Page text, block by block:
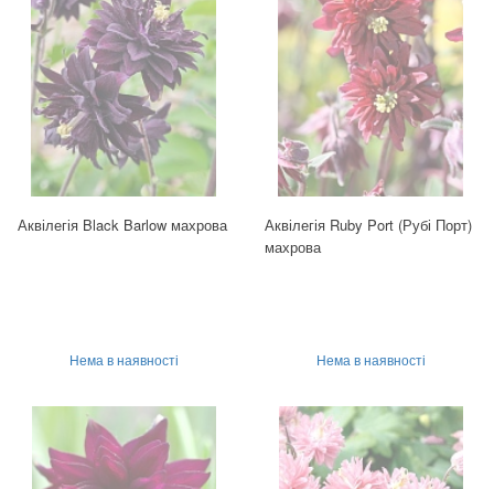
Аквілегія Black Barlow махрова
Нема в наявності
Аквілегія Ruby Port (Рубі Порт)
махрова
Нема в наявності